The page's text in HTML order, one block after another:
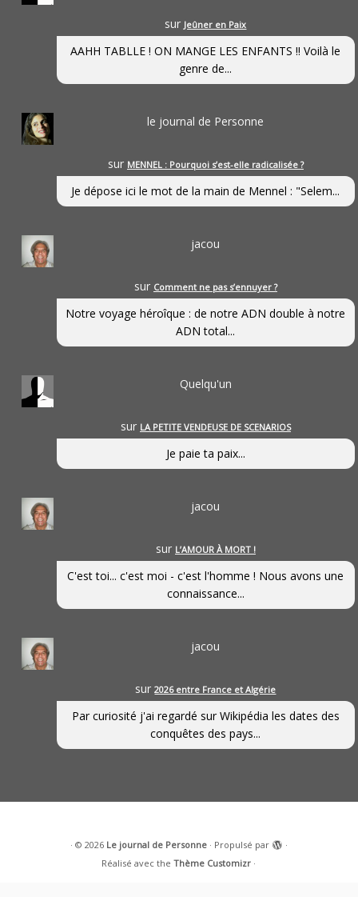
sur Jeûner en Paix
AAHH TABLLE ! ON MANGE LES ENFANTS !! Voilà le
genre de...
le journal de Personne
sur MENNEL : Pourquoi s’est-elle radicalisée ?
Je dépose ici le mot de la main de Mennel : "Selem...
jacou
sur Comment ne pas s’ennuyer ?
Notre voyage héroîque : de notre ADN double à notre
ADN total...
Quelqu'un
sur LA PETITE VENDEUSE DE SCENARIOS
Je paie ta paix...
jacou
sur L’AMOUR À MORT !
C'est toi... c'est moi - c'est l'homme ! Nous avons une
connaissance...
jacou
sur2026 entre France et Algérie
Par curiosité j'ai regardé sur Wikipédia les dates des
conquêtes des pays...
· © 2026 Le journal de Personne· Propulsé par
·
Réalisé avec theThème Customizr ·